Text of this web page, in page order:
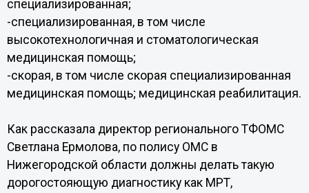
специализированная;
-специализированная, в том числе
высокотехнологичная и стоматологическая
медицинская помощь;
-скорая, в том числе скорая специализированная
медицинская помощь; медицинская реабилитация.
Как рассказала директор регионального ТФОМС
Светлана Ермолова, по полису ОМС в
Нижегородской области должны делать такую
дорогостояющую диагностику как МРТ,